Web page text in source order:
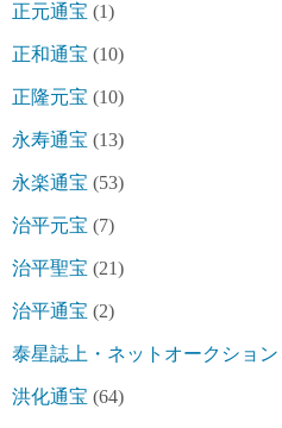
正元通宝 (1)
正和通宝 (10)
正隆元宝 (10)
永寿通宝 (13)
永楽通宝 (53)
治平元宝 (7)
治平聖宝 (21)
治平通宝 (2)
泰星誌上・ネットオークション
洪化通宝 (64)